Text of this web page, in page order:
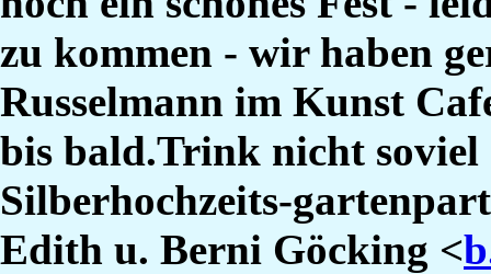
zu kommen - wir haben
Russelmann im Kunst
bis bald.Trink nicht soviel
Silberhochzeits-
Edith u. Berni Göcking <